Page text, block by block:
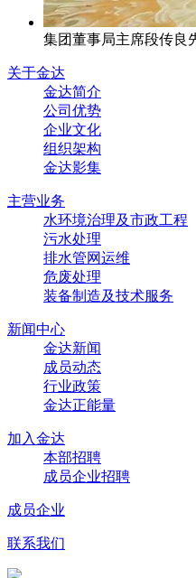
集团董事局主席段传良
关于金达
金达简介
公司优势
企业文化
组织架构
金达影集
主营业务
水环境治理及市政工程
污水处理
排水管网运维
危废处理
装备制造及技术服务
新闻中心
金达新闻
成员动态
行业政策
金达正能量
加入金达
本部招聘
成员企业招聘
成员企业
联系我们